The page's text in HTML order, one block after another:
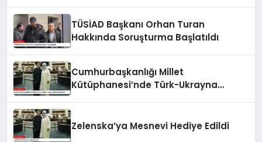
TÜSİAD Başkanı Orhan Turan
Hakkında Soruşturma Başlatıldı
Cumhurbaşkanlığı Millet
Kütüphanesi’nde Türk-Ukrayna
Zelenska’ya Mesnevi Hediye Edildi